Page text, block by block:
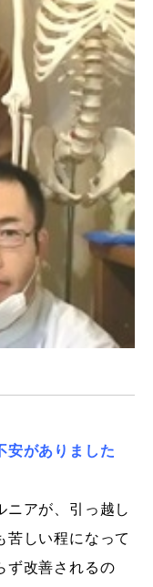
安がありました
ニアが、引っ越し
苦しい程になって
ず改善されるの